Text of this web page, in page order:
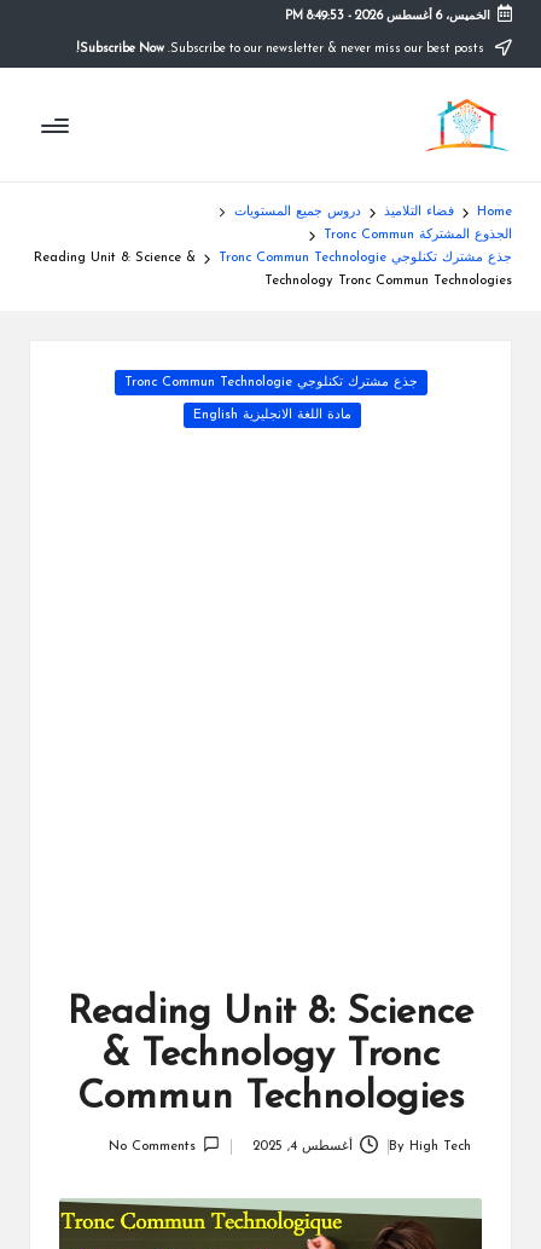
content
الخميس، 6 أغسطس 2026 -
8:49:54 PM
Subscribe Now!
م
و
ق
ع
ال
التعليم
الصريح
Home فضاء التلاميذ
دروس جميع المستويات
الجذوع المشتركة Tronc Commun
جذع مشترك تكنلوجي Tronc Commun Technologie
Reading Unit 8: Science &
Technology Tronc Commun Technologies
Posted
جذع مشترك تكنلوجي Tronc Commun Technologie
مادة اللغة الانجليزية English
Reading Unit 8: Science
& Technology Tronc
Commun Technologies
By High Tech أغسطس 4, 2025 No Comments